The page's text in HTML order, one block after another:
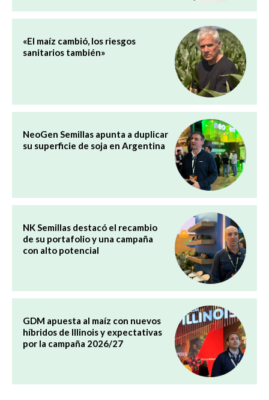
«El maíz cambió, los riesgos
sanitarios también»
NeoGen Semillas apunta a duplicar
su superficie de soja en Argentina
NK Semillas destacó el recambio
de su portafolio y una campaña
con alto potencial
GDM apuesta al maíz con nuevos
híbridos de Illinois y expectativas
por la campaña 2026/27